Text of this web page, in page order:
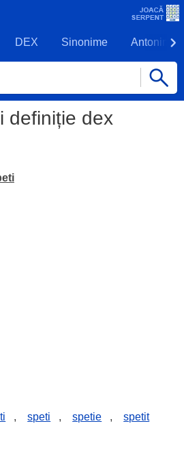
DEX Sinonime Antonime
definiție dex
, speti , spetie , spetit